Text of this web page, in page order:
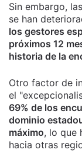
Sin embargo,
se han
los gestores
próximos 12
historia de la
Otro factor de
el
69% de los
dominio
máximo, lo que
hacia otras